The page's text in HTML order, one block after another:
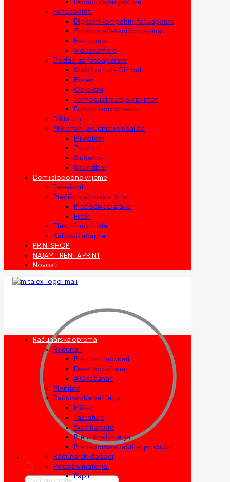
Fotoaparati
Digitalni kompaktni fotoaparati
Zrcalno refleksni fotoaparati
Bez zrcala
Videokamere
Dodaci za fotoaparate
Stabilizatori – Gimbali
Blicevi
Objektivi
Termosublimacijski printeri
Foto pribor i oprema
Diktafoni
Mikrofoni, zvučnici i slušalice
Mikrofoni
Zvučnici
Slušalice
Soundbar
Dom i slobodno vrijeme
Televizori
Prečišćivači zraka i filteri
Prečišćivači zraka
Filteri
Električna bicikla
Kablovi i adapteri
PRINTSHOP
NAJAM – RENT A PRINT
Novosti
Products
Računarska oprema
Računari
Prenosni računari
Desktop računari
AIO računari
Monitori
Računarska periferija
Miševi
Tastature
Web Kamere
Prenosne baterije
Prenaponska zaštita i produžni
Računarski dodaci
Potrošni materijal
Papir